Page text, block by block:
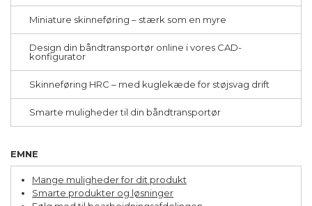
Ergonomi
Udtræksskinner
Vælg & Placer
Formatændringer
Parallellitetsudfordring
Special maskiner
Tandremstransportører
Afskærmning
Aksler
Akturatorer
Fødevareindustri
Planetgear
Positioneringssystemer
Renrumsmiljø
Miniature skinneføring – stærk som en myre
Design din båndtransportør online i vores CAD-
konfigurator
Skinneføring HRC – med kuglekæde for støjsvag drift
Smarte muligheder til din båndtransportør
EMNE
Mange muligheder for dit produkt
Smarte produkter og løsninger